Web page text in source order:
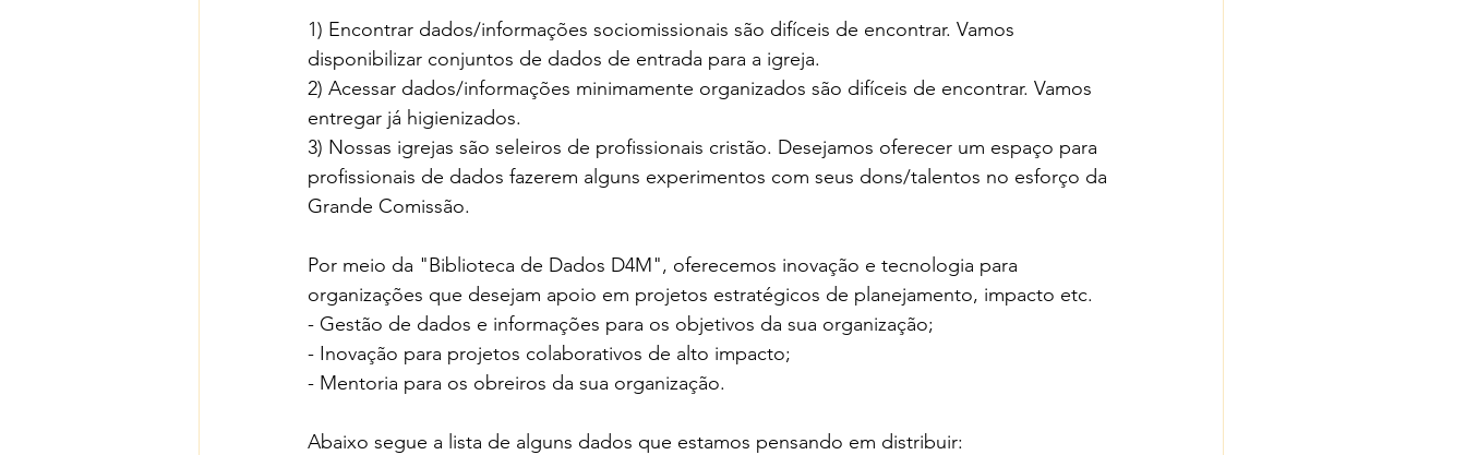
1) Encontrar dados/informações sociomissionais são difíceis de encontrar. Vamos
disponibilizar conjuntos de dados de entrada para a igreja.
2) Acessar dados/informações minimamente organizados são difíceis de encontrar. Vamos
entregar já higienizados.
3) Nossas igrejas são seleiros de profissionais cristão. Desejamos oferecer um espaço para
profissionais de dados fazerem alguns experimentos com seus dons/talentos no esforço da
Grande Comissão.
Por meio da "Biblioteca de Dados D4M", oferecemos inovação e tecnologia para
organizações que desejam apoio em projetos estratégicos de planejamento, impacto etc.
- Gestão de dados e informações para os objetivos da sua organização;
- Inovação para projetos colaborativos de alto impacto;
- Mentoria para os obreiros da sua organização.
Abaixo segue a lista de alguns dados que estamos pensando em distribuir: